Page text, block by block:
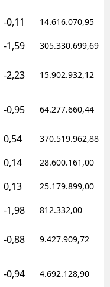
-0,11 14.616.070,95
-1,59 305.330.699,69
-2,23 15.902.932,12
-0,95 64.277.660,44
0,54 370.519.962,88
0,14 28.600.161,00
0,13 25.179.899,00
-1,98 812.332,00
-0,88 9.427.909,72
-0,94 4.692.128,90